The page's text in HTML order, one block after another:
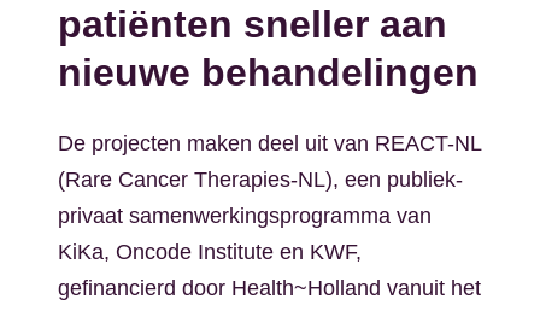
patiënten sneller aan
nieuwe behandelingen
De projecten maken deel uit van REACT-NL
(Rare Cancer Therapies-NL), een publiek-
privaat samenwerkingsprogramma van
KiKa, Oncode Institute en KWF,
gefinancierd door Health~Holland vanuit het